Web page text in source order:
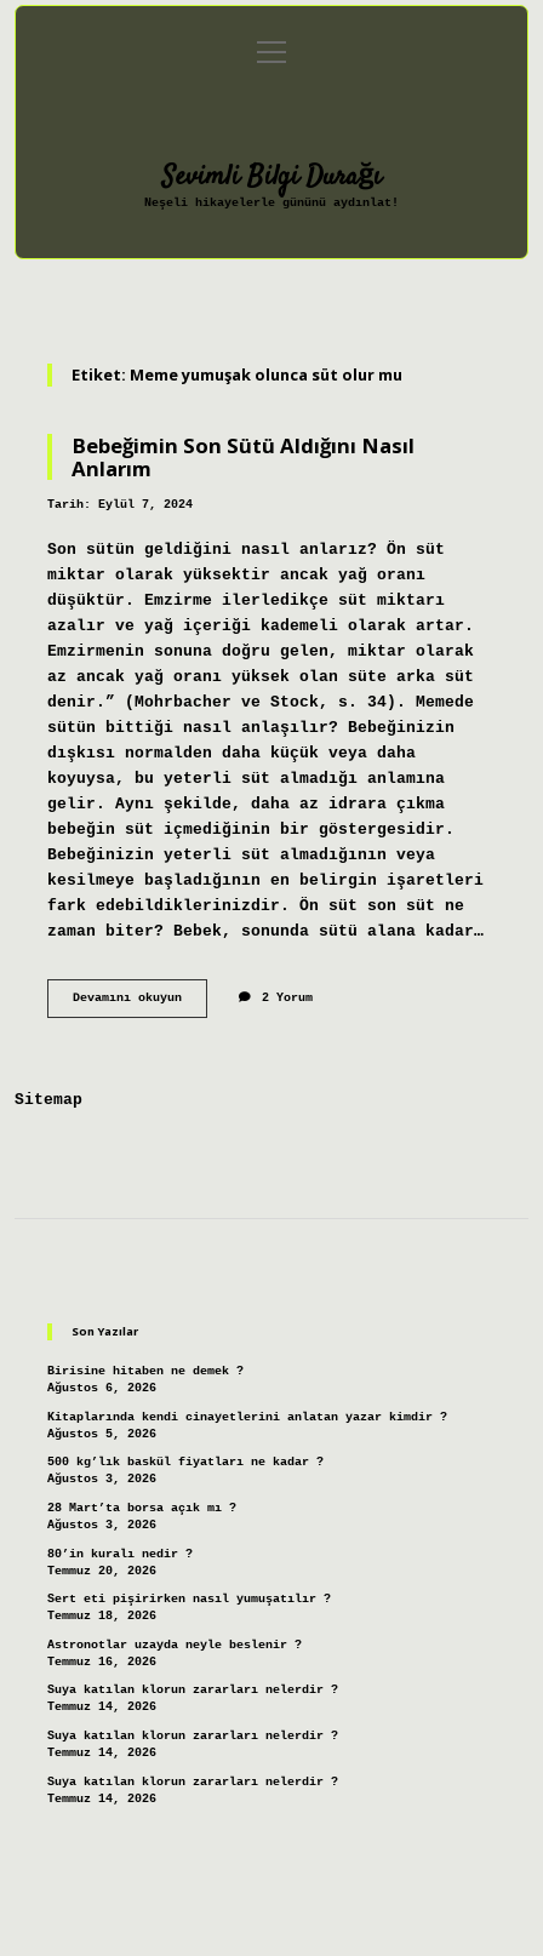
Gizlilik Politikası
menüyü
aç
Sevimli Bilgi Durağı
Neşeli hikayelerle gününü aydınlat!
Etiket: Meme yumuşak olunca süt olur mu
Bebeğimin Son Sütü Aldığını Nasıl
Anlarım
Tarih: Eylül 7, 2024
Son sütün geldiğini nasıl anlarız? Ön süt
miktar olarak yüksektir ancak yağ oranı
düşüktür. Emzirme ilerledikçe süt miktarı
azalır ve yağ içeriği kademeli olarak artar.
Emzirmenin sonuna doğru gelen, miktar olarak
az ancak yağ oranı yüksek olan süte arka süt
denir.” (Mohrbacher ve Stock, s. 34). Memede
sütün bittiği nasıl anlaşılır? Bebeğinizin
dışkısı normalden daha küçük veya daha
koyuysa, bu yeterli süt almadığı anlamına
gelir. Aynı şekilde, daha az idrara çıkma
bebeğin süt içmediğinin bir göstergesidir.
Bebeğinizin yeterli süt almadığının veya
kesilmeye başladığının en belirgin işaretleri
fark edebildiklerinizdir. Ön süt son süt ne
zaman biter? Bebek, sonunda sütü alana kadar…
Devamını okuyunBebeğimin
2 Yorum
Sitemap
Son Yazılar
Birisine hitaben ne demek ?
Ağustos 6, 2026
Kitaplarında kendi cinayetlerini anlatan yazar kimdir ?
Ağustos 5, 2026
500 kg’lık baskül fiyatları ne kadar ?
Ağustos 3, 2026
28 Mart’ta borsa açık mı ?
Ağustos 3, 2026
80’in kuralı nedir ?
Temmuz 20, 2026
Sert eti pişirirken nasıl yumuşatılır ?
Temmuz 18, 2026
Astronotlar uzayda neyle beslenir ?
Temmuz 16, 2026
Suya katılan klorun zararları nelerdir ?
Temmuz 14, 2026
Suya katılan klorun zararları nelerdir ?
Temmuz 14, 2026
Suya katılan klorun zararları nelerdir ?
Temmuz 14, 2026